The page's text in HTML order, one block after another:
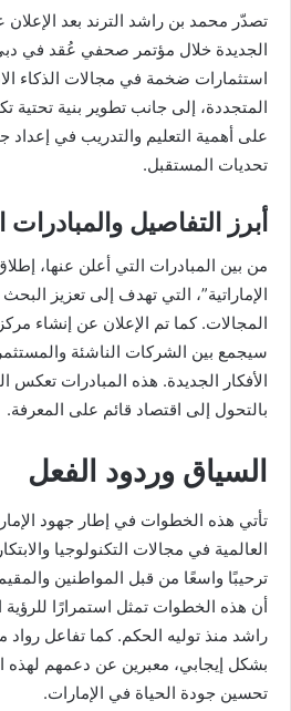
تصدّر محمد بن راشد الترند بعد
الجديدة خلال مؤتمر صحفي عُقد في
استثمارات ضخمة في مجالات الذكاء
المتجددة، إلى جانب تطوير بنية تحتية
على أهمية التعليم والتدريب في إعداد
تحديات المستقبل.
أبرز التفاصيل والمبادرات
من بين المبادرات التي أعلن عنها، إطلاق
الإماراتية”، التي تهدف إلى تعزيز
المجالات. كما تم الإعلان عن إنشاء
سيجمع بين الشركات الناشئة
الأفكار الجديدة. هذه المبادرات تعكس
بالتحول إلى اقتصاد قائم على المعرفة.
السياق وردود الفعل
تأتي هذه الخطوات في إطار جهود
العالمية في مجالات التكنولوجيا
ترحيبًا واسعًا من قبل المواطنين
أن هذه الخطوات تمثل استمرارًا
راشد منذ توليه الحكم. كما تفاعل رواد
بشكل إيجابي، معبرين عن دعمهم لهذه
تحسين جودة الحياة في الإمارات.